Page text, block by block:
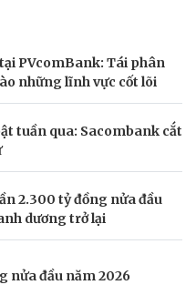
PVcomBank: Tái phân
những lĩnh vực cốt lõi
tuần qua: Sacombank cắt
2.300 tỷ đồng nửa đầu
dương trở lại
nửa đầu năm 2026